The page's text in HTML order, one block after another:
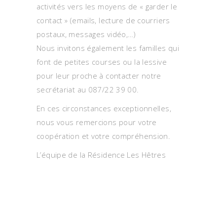
activités vers les moyens de « garder le
contact » (emails, lecture de courriers
postaux, messages vidéo,…)
Nous invitons également les familles qui
font de petites courses ou la lessive
pour leur proche à contacter notre
secrétariat au 087/22 39 00.
En ces circonstances exceptionnelles,
nous vous remercions pour votre
coopération et votre compréhension.
L’équipe de la Résidence Les Hêtres